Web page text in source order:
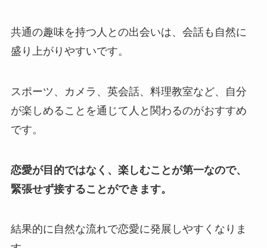
共通の趣味を持つ人との出会いは、会話も自然に
盛り上がりやすいです。
スポーツ、カメラ、英会話、料理教室など、自分
が楽しめることを通じて人と関わるのがおすすめ
です。
恋愛が目的ではなく、楽しむことが第一なので、
緊張せず接することができます。
結果的に自然な流れで恋愛に発展しやすくなりま